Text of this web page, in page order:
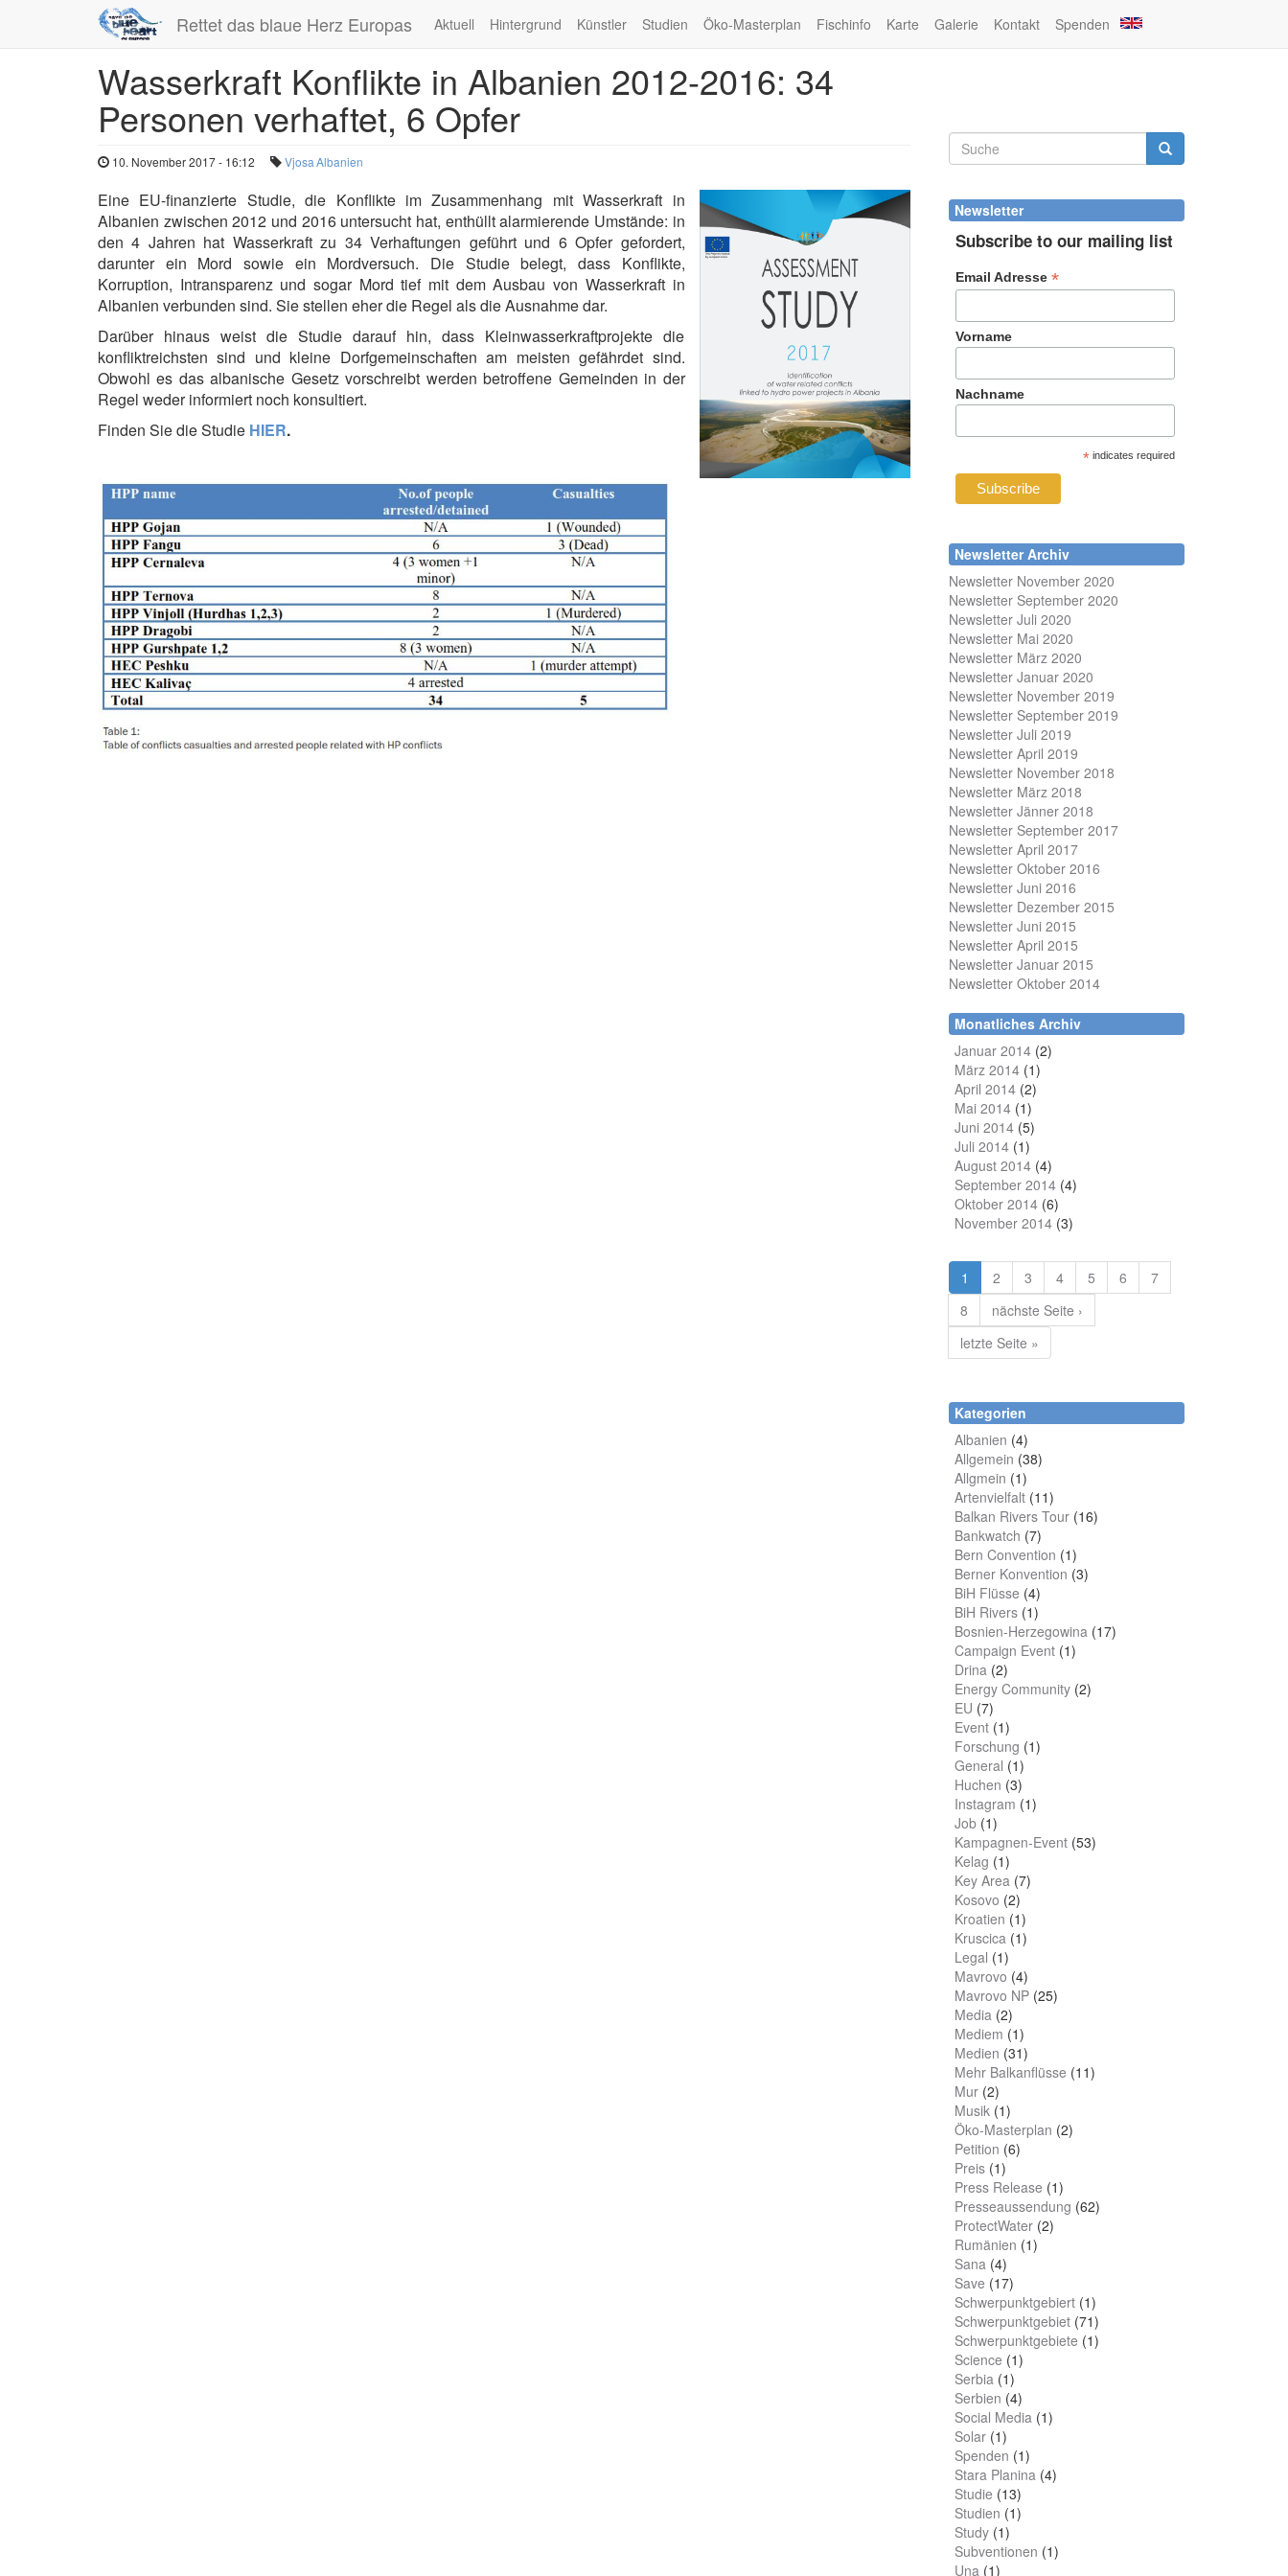
Rettet das blaue Herz Europas Aktuell Hintergrund Künstler Studien Öko-Masterplan Fischinfo Karte Galerie Kontakt Spenden
Wasserkraft Konflikte in Albanien 2012-2016: 34
Personen verhaftet, 6 Opfer
10. November 2017 - 16:12 VjosaAlbanien
Eine EU-finanzierte Studie, die Konflikte im Zusammenhang mit Wasserkraft in
Albanien zwischen 2012 und 2016 untersucht hat, enthüllt alarmierende Umstände: in
den 4 Jahren hat Wasserkraft zu 34 Verhaftungen geführt und 6 Opfer gefordert,
darunter ein Mord sowie ein Mordversuch. Die Studie belegt, dass Konflikte,
Korruption, Intransparenz und sogar Mord tief mit dem Ausbau von Wasserkraft in
Albanien verbunden sind. Sie stellen eher die Regel als die Ausnahme dar.
Darüber hinaus weist die Studie darauf hin, dass Kleinwasserkraftprojekte die
konfliktreichsten sind und kleine Dorfgemeinschaften am meisten gefährdet sind.
Obwohl es das albanische Gesetz vorschreibt werden betroffene Gemeinden in der
Regel weder informiert noch konsultiert.
Finden Sie die Studie HIER.
Suchformular
Newsletter
Subscribe to our mailing list
Email Adresse *
Vorname
Nachname
* indicates required
Newsletter Archiv
Newsletter November 2020
Newsletter September 2020
Newsletter Juli 2020
Newsletter Mai 2020
Newsletter März 2020
Newsletter Januar 2020
Newsletter November 2019
Newsletter September 2019
Newsletter Juli 2019
Newsletter April 2019
Newsletter November 2018
Newsletter März 2018
Newsletter Jänner 2018
Newsletter September 2017
Newsletter April 2017
Newsletter Oktober 2016
Newsletter Juni 2016
Newsletter Dezember 2015
Newsletter Juni 2015
Newsletter April 2015
Newsletter Januar 2015
Newsletter Oktober 2014
Monatliches Archiv
Januar 2014(2)
März 2014(1)
April 2014(2)
Mai 2014(1)
Juni 2014(5)
Juli 2014(1)
August 2014(4)
September 2014(4)
Oktober 2014(6)
November 2014(3)
1 2 3 4 5 6
7
8
nächste Seite ›
letzte Seite »
Kategorien
Albanien (4)
Allgemein (38)
Allgmein (1)
Artenvielfalt (11)
Balkan Rivers Tour (16)
Bankwatch (7)
Bern Convention (1)
Berner Konvention (3)
BiH Flüsse (4)
BiH Rivers (1)
Bosnien-Herzegowina (17)
Campaign Event (1)
Drina (2)
Energy Community (2)
EU (7)
Event (1)
Forschung (1)
General (1)
Huchen (3)
Instagram (1)
Job (1)
Kampagnen-Event (53)
Kelag (1)
Key Area (7)
Kosovo (2)
Kroatien (1)
Kruscica (1)
Legal (1)
Mavrovo (4)
Mavrovo NP (25)
Media (2)
Mediem (1)
Medien (31)
Mehr Balkanflüsse (11)
Mur (2)
Musik (1)
Öko-Masterplan (2)
Petition (6)
Preis (1)
Press Release (1)
Presseaussendung (62)
ProtectWater (2)
Rumänien (1)
Sana (4)
Save (17)
Schwerpunktgebiert (1)
Schwerpunktgebiet (71)
Schwerpunktgebiete (1)
Science (1)
Serbia (1)
Serbien (4)
Social Media (1)
Solar (1)
Spenden (1)
Stara Planina (4)
Studie (13)
Studien (1)
Study (1)
Subventionen (1)
Una (1)